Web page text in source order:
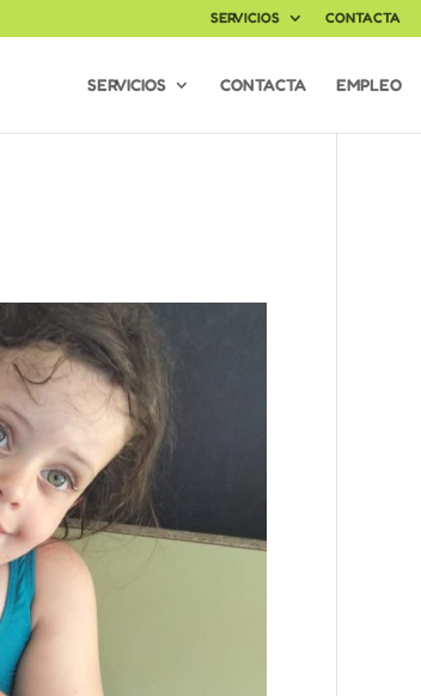
SERVICIOS CONTACTA
SERVICIOS CONTACTA EMPLEO